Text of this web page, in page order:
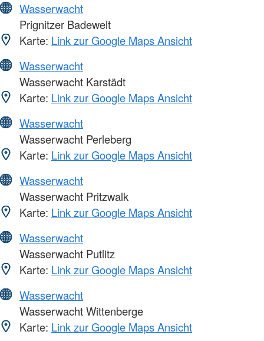
Wasserwacht
Prignitzer Badewelt
Karte: Link zur Google Maps Ansicht
Wasserwacht
Wasserwacht Karstädt
Karte: Link zur Google Maps Ansicht
Wasserwacht
Wasserwacht Perleberg
Karte: Link zur Google Maps Ansicht
Wasserwacht
Wasserwacht Pritzwalk
Karte: Link zur Google Maps Ansicht
Wasserwacht
Wasserwacht Putlitz
Karte: Link zur Google Maps Ansicht
Wasserwacht
Wasserwacht Wittenberge
Karte: Link zur Google Maps Ansicht